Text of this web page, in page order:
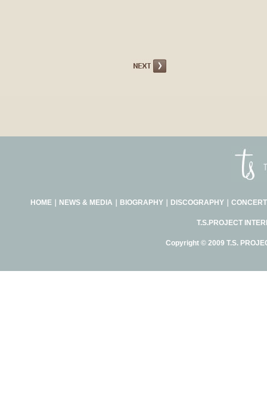
HOME｜ NEWS & MEDIA BIOGRAPHY｜ DISCOGRAPHY｜
T.S.PROJECT
Copyright © 2009 T.S.